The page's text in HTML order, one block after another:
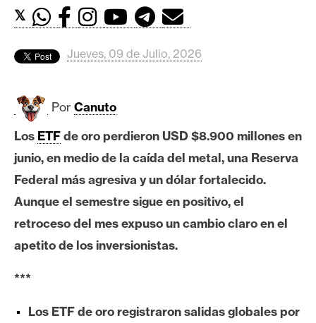
d
o
s
i
t
c
o
i
n
E
r
𝕏
Jueves, 09 de Julio, 2026
Por Canuto
Los ETFde oro perdieron USD $8.900 millones en
junio, en medio de la caída del metal, una Reserva
Federal más agresiva y un dólar fortalecido.
Aunque el semestre sigue en positivo, el
retroceso del mes expuso un cambio claro en el
apetito de los inversionistas.
***
Los ETF de oro registraron salidas globales por